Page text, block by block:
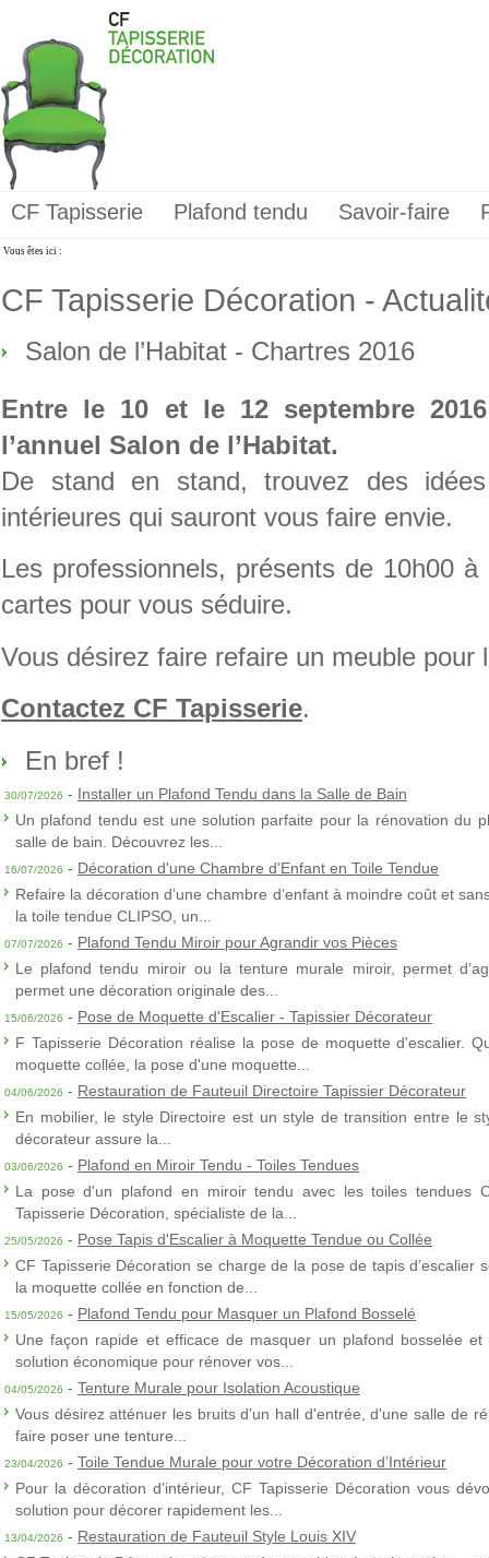
CF Tapisserie Plafond tendu Savoir-faire
Vous êtes ici :
CF Tapisserie Décoration -
Salon de l’Habitat - Chartres 2016
Entre le 10 et le 12 septembre
l’annuel Salon de l’Habitat.
De stand en stand, trouvez des
intérieures qui sauront vous faire envie.
Les professionnels, présents de 10h00
cartes pour vous séduire.
Vous désirez faire refaire un meuble pour
Contactez CF Tapisserie.
En bref !
30/07/2026 - Installer un Plafond Tendu dans la Salle de Bain
Un plafond tendu est une solution parfaite pour la rénovation du
salle de bain. Découvrez les...
16/07/2026 - Décoration d'une Chambre d'Enfant en Toile Tendue
Refaire la décoration d’une chambre d’enfant à moindre coût et
la toile tendue CLIPSO, un...
07/07/2026 - Plafond Tendu Miroir pour Agrandir vos Pièces
Le plafond tendu miroir ou la tenture murale miroir, permet
permet une décoration originale des...
15/06/2026 - Pose de Moquette d'Escalier - Tapissier Décorateur
F Tapisserie Décoration réalise la pose de moquette d'escalier.
moquette collée, la pose d'une moquette...
04/06/2026 - Restauration de Fauteuil Directoire Tapissier Décorateur
En mobilier, le style Directoire est un style de transition entre le
décorateur assure la...
03/06/2026 - Plafond en Miroir Tendu - Toiles Tendues
La pose d'un plafond en miroir tendu avec les toiles tendues
Tapisserie Décoration, spécialiste de la...
25/05/2026 - Pose Tapis d'Escalier à Moquette Tendue ou Collée
CF Tapisserie Décoration se charge de la pose de tapis
la moquette collée en fonction de...
15/05/2026 - Plafond Tendu pour Masquer un Plafond Bosselé
Une façon rapide et efficace de masquer un plafond bosselée
solution économique pour rénover vos...
04/05/2026 - Tenture Murale pour Isolation Acoustique
Vous désirez atténuer les bruits d'un hall d'entrée, d'une salle de
faire poser une tenture...
23/04/2026 - Toile Tendue Murale pour votre Décoration d’Intérieur
Pour la décoration d’intérieur, CF Tapisserie Décoration vous
solution pour décorer rapidement les...
13/04/2026 - Restauration de Fauteuil Style Louis XIV